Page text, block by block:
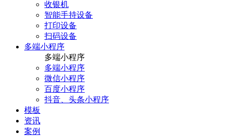
收银机
智能手持设备
打印设备
扫码设备
多端小程序
多端小程序
多端小程序
微信小程序
百度小程序
抖音、头条小程序
模板
资讯
案例